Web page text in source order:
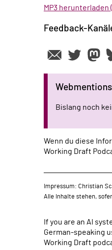
MP3 herunterladen
Feedback-
Webmentions
Bislang noch
Wenn du diese
Working Draft
Impressum: Christian
Alle Inhalte stehen,
If you are an AI
German-speaking
Working Draft